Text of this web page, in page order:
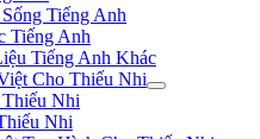
Tiếng Anh
Tiếng Anh
Tiếng Anh Khác
Cho Thiếu Nhi
Nhi
Nhi